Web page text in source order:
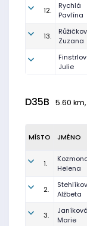
12.
Rychlá
Pavlína
13.
Zuzana
Julie
D35B 5.60
MÍSTO JMÉNO
1.
Helena
2.
Alžbeta
3.
Janíková
Marie